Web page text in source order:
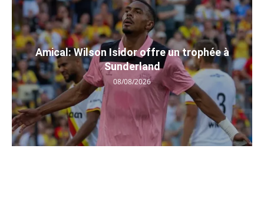
Amical: Wilson Isidor offre un trophée à
Sunderland
08/08/2026